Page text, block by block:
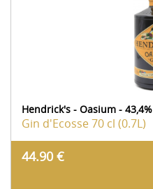
Hendrick's - Oasium - 43,4%
Gin d'Ecosse70 cl (0.7L)
44.90 €